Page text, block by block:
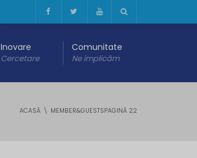
Inovare
Cercetare
Comunitate
Ne implicăm
ACASĂ MEMBER&GUESTSPAGINĂ 22